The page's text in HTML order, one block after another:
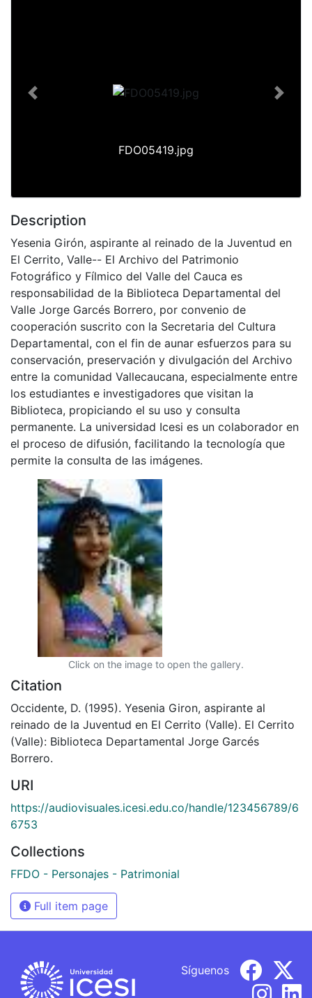
FDO05419.jpg
Previous Next
Description
Yesenia Girón, aspirante al reinado de la Juventud en
El Cerrito, Valle-- El Archivo del Patrimonio
Fotográfico y Fílmico del Valle del Cauca es
responsabilidad de la Biblioteca Departamental del
Valle Jorge Garcés Borrero, por convenio de
cooperación suscrito con la Secretaria del Cultura
Departamental, con el fin de aunar esfuerzos para su
conservación, preservación y divulgación del Archivo
entre la comunidad Vallecaucana, especialmente entre
los estudiantes e investigadores que visitan la
Biblioteca, propiciando el su uso y consulta
permanente. La universidad Icesi es un colaborador en
el proceso de difusión, facilitando la tecnología que
permite la consulta de las imágenes.
Click on the image to open the gallery.
Citation
Occidente, D. (1995). Yesenia Giron, aspirante al
reinado de la Juventud en El Cerrito (Valle). El Cerrito
(Valle): Biblioteca Departamental Jorge Garcés
Borrero.
URI
https://audiovisuales.icesi.edu.co/handle/123456789/6
6753
Collections
FFDO - Personajes - Patrimonial
Full item page
Síguenos